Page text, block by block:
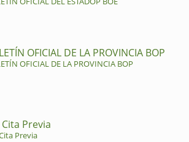
OFICIAL DE LA PROVINCIA BOP
OFICIAL DE LA PROVINCIA BOP
Cita Previa
Previa